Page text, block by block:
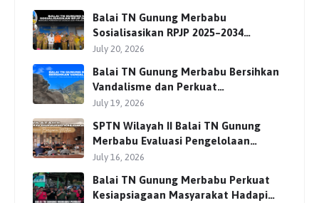
Balai TN Gunung Merbabu
Sosialisasikan RPJP 2025–2034
Bersama Para Pemangku
July 20, 2026
Balai TN Gunung Merbabu Bersihkan
Vandalisme dan Perkuat
Pengamanan Jalur Pendakian
July 19, 2026
SPTN Wilayah II Balai TN Gunung
Merbabu Evaluasi Pengelolaan
Wisata Pendakian Bersama Mitra
July 16, 2026
Balai TN Gunung Merbabu Perkuat
Kesiapsiagaan Masyarakat Hadapi